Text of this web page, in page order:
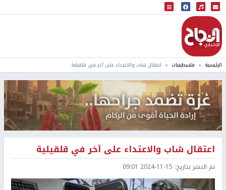
البث المباشر
إذاعة النجاح
الرئيسية فلسطينيات اعتقال شاب والاعتداء على آخر في قلقيلية
اعتقال شاب والاعتداء على آخر في قلقيلية
تم النشر بتاريخ: 2024-11-15 09:01